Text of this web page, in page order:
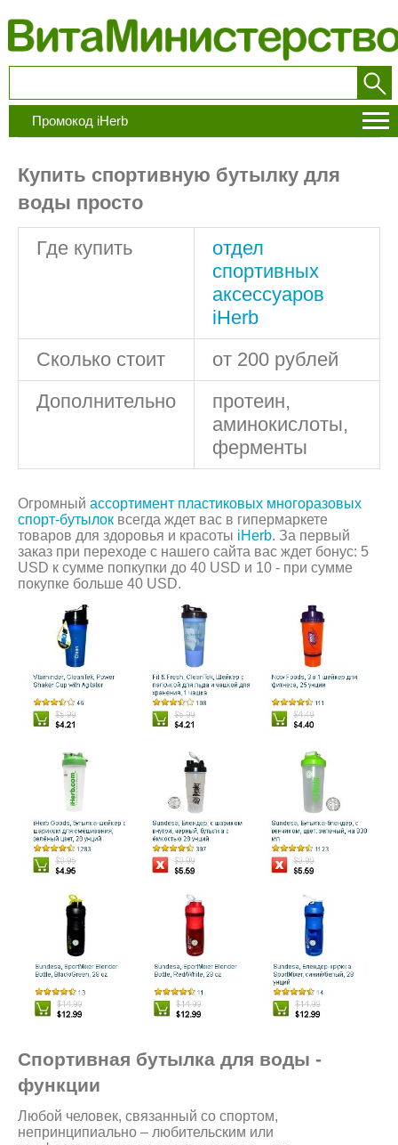
Промокод iHerb
Купить спортивную бутылку для
воды просто
Где купить
отдел
спортивных
аксессуаров
iHerb
Сколько стоит
от 200 рублей
Дополнительно
протеин,
аминокислоты,
ферменты
Огромный ассортимент пластиковых многоразовых
спорт-бутылок всегда ждет вас в гипермаркете
товаров для здоровья и красоты iHerb. За первый
заказ при переходе с нашего сайта вас ждет бонус: 5
USD к сумме попкупки до 40 USD и 10 - при сумме
покупке больше 40 USD.
Спортивная бутылка для воды -
функции
Любой человек, связанный со спортом,
непринципиально – любительским или